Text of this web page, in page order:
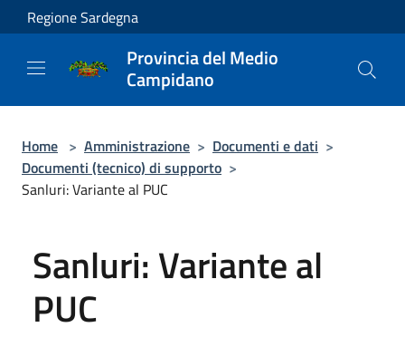
Salta al contenuto principale
Regione Sardegna
Provincia del Medio
Campidano
Home > Amministrazione > Documenti e dati >
Documenti (tecnico) di supporto >
Sanluri: Variante al PUC
Sanluri: Variante al
PUC